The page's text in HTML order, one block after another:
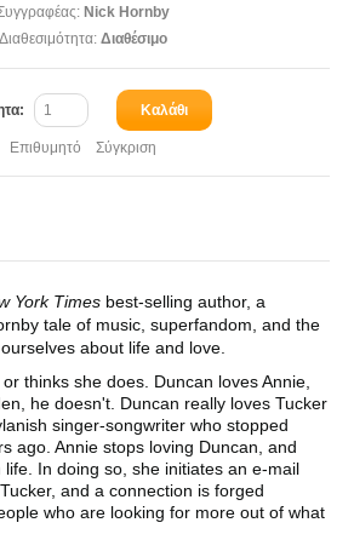
Nick Hornby
Διαθεσιμότητα:Διαθέσιμο
Καλάθι
Επιθυμητό Σύγκριση
York Times best-selling author, a
tale of music, superfandom, and the
about life and love.
thinks she does. Duncan loves Annie,
he doesn't. Duncan really loves Tucker
singer-songwriter who stopped
ago. Annie stops loving Duncan, and
In doing so, she initiates an e-mail
and a connection is forged
who are looking for more out of what